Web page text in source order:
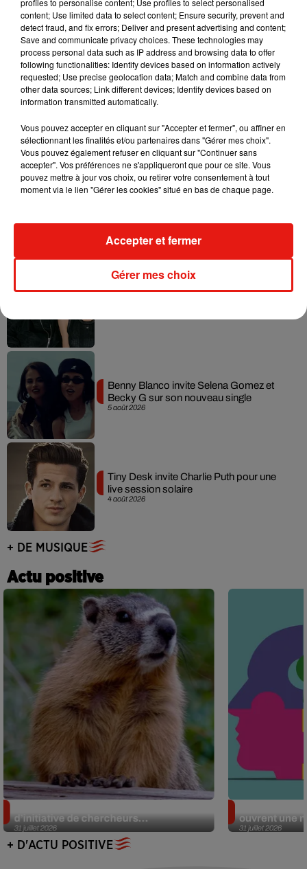
7 août 2026
Julien Lieb s’essaye à la vie de chatelain
dans son nouveau clip
7 août 2026
Madonna sort enfin le remix de « Love
Sensation » avec Kylie Minogue
7 août 2026
Angèle et Amélie Lens dévoilent leur
5 août 2026
Benny Blanco invite Selena Gomez et
Becky G sur son nouveau single
4 août 2026
Tiny Desk invite Charlie Puth pour une
live session solaire
+ DE MUSIQUE
Actu positive
31 juillet 2026
d’initiative de chercheurs...
31 juillet 2026
ouvrent une
+ D'ACTU POSITIVE
profiles to personalise content; Use profiles to select personalised
content; Use limited data to select content; Ensure security, prevent and
detect fraud, and fix errors; Deliver and present advertising and content;
Save and communicate privacy choices. These technologies may
process personal data such as IP address and browsing data to offer
following functionalities: Identify devices based on information actively
requested; Use precise geolocation data; Match and combine data from
other data sources; Link different devices; Identify devices based on
information transmitted automatically.
Vous pouvez accepter en cliquant sur "Accepter et fermer", ou affiner en
sélectionnant les finalités et/ou partenaires dans "Gérer mes choix".
Vous pouvez également refuser en cliquant sur "Continuer sans
accepter". Vos préférences ne s'appliqueront que pour ce site. Vous
pouvez mettre à jour vos choix, ou retirer votre consentement à tout
moment via le lien "Gérer les cookies" situé en bas de chaque page.
Gérer mes choix
Accepter et fermer